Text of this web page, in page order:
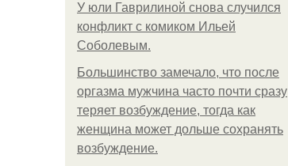
У юли Гаврилиной снова случился
конфликт с комиком Ильей
Соболевым.
Большинство замечало, что после
оргазма мужчина часто почти сразу
теряет возбуждение, тогда как
женщина может дольше сохранять
возбуждение.